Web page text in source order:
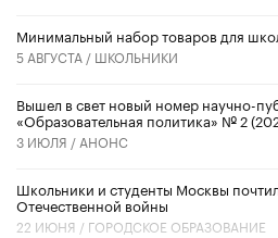
Минимальный набор товаров для
5 АВГУСТА / ШКОЛЬНИКИ
Вышел в свет новый номер научно-
«Образовательная политика» № 2
3 ИЮЛЯ / АНОНС
Школьники и студенты Москвы
Отечественной войны
22 ИЮНЯ / ГОРОДСКОЕ ОБРАЗОВАНИЕ